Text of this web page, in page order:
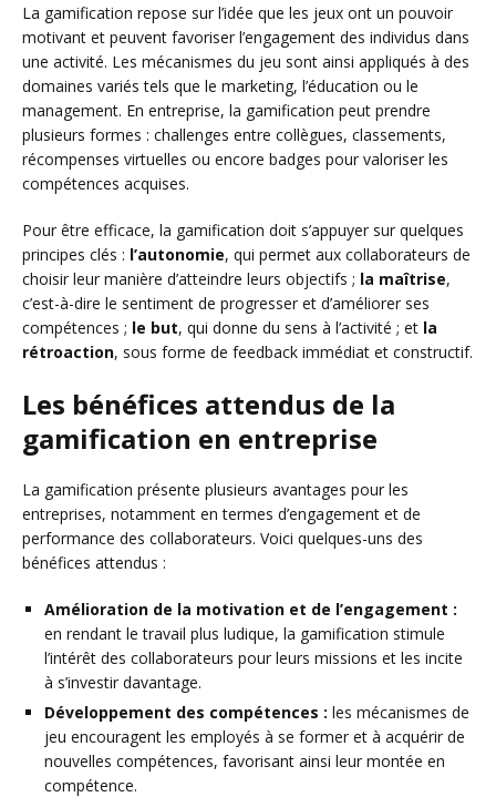
La gamification repose sur l’idée que les jeux ont un pouvoir
motivant et peuvent favoriser l’engagement des individus dans
une activité. Les mécanismes du jeu sont ainsi appliqués à des
domaines variés tels que le marketing, l’éducation ou le
management. En entreprise, la gamification peut prendre
plusieurs formes : challenges entre collègues, classements,
récompenses virtuelles ou encore badges pour valoriser les
compétences acquises.
Pour être efficace, la gamification doit s’appuyer sur quelques
principes clés : l’autonomie, qui permet aux collaborateurs de
choisir leur manière d’atteindre leurs objectifs ; la maîtrise,
c’est-à-dire le sentiment de progresser et d’améliorer ses
compétences ; le but, qui donne du sens à l’activité ; et la
rétroaction, sous forme de feedback immédiat et constructif.
Les bénéfices attendus de la
gamification en entreprise
La gamification présente plusieurs avantages pour les
entreprises, notamment en termes d’engagement et de
performance des collaborateurs. Voici quelques-uns des
bénéfices attendus :
Amélioration de la motivation et de l’engagement :
en rendant le travail plus ludique, la gamification stimule
l’intérêt des collaborateurs pour leurs missions et les incite
à s’investir davantage.
Développement des compétences : les mécanismes de
jeu encouragent les employés à se former et à acquérir de
nouvelles compétences, favorisant ainsi leur montée en
compétence.